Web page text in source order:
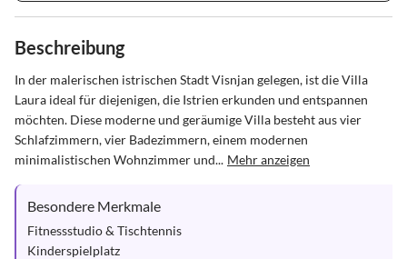
Beschreibung
In der malerischen istrischen Stadt Visnjan gelegen, ist die Villa
Laura ideal für diejenigen, die Istrien erkunden und entspannen
möchten. Diese moderne und geräumige Villa besteht aus vier
Schlafzimmern, vier Badezimmern, einem modernen
minimalistischen Wohnzimmer und... Mehr anzeigen
Besondere Merkmale
Fitnessstudio & Tischtennis
Kinderspielplatz